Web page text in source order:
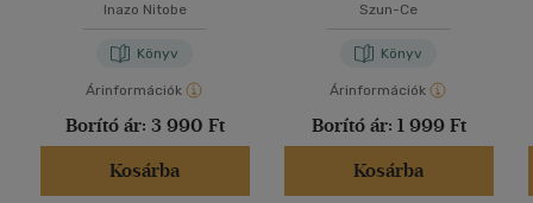
Inazo Nitobe
Könyv
Árinformációk
Borító ár: 3 990 Ft
Kosárba
Szun-Ce
Könyv
Árinformációk
Borító ár: 1 999 Ft
Kosárba